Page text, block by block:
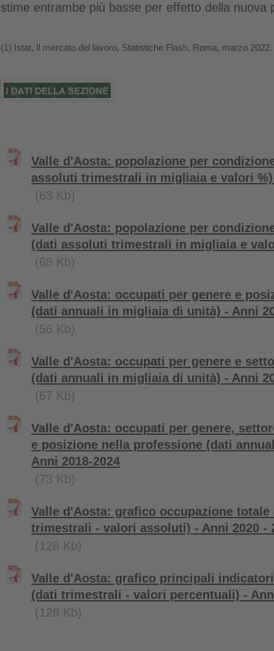
stime entrambe più basse per effetto della nuova
(1) Istat, Il mercato del lavoro, Statistiche Flash, Roma, marzo 2022.
Valle d'Aosta: popolazione per
assoluti trimestrali in migliaia e valori %)
(63 Kb)
Valle d'Aosta: popolazione per
(dati assoluti trimestrali in migliaia e
(68 Kb)
Valle d'Aosta: occupati per genere e
(dati annuali in migliaia di unità) - Anni
(56 Kb)
Valle d'Aosta: occupati per genere e
(dati annuali in migliaia di unità) - Anni
(67 Kb)
Valle d'Aosta: occupati per genere,
e posizione nella professione (dati
Anni 2018-2024
(73 Kb)
Valle d'Aosta: grafico occupazione totale
trimestrali - valori assoluti) - Anni 2020 -
(128 Kb)
Valle d'Aosta: grafico principali
(dati trimestrali - valori percentuali) -
(128 Kb)